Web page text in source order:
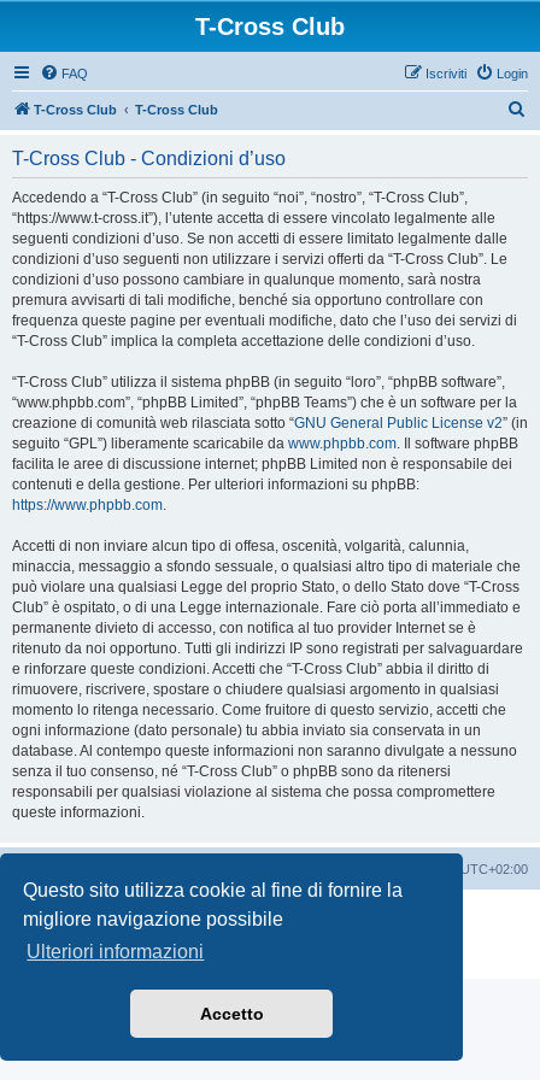
Questo sito utilizza cookie al fine di fornire la
migliore navigazione possibile
Ulteriori informazioni
Accetto
T-Cross Club
FAQ Login
Iscriviti
T-Cross Club T-Cross Club
T-Cross Club - Condizioni d’uso
Accedendo a “T-Cross Club” (in seguito “noi”, “nostro”, “T-Cross Club”,
“https://www.t-cross.it”), l’utente accetta di essere vincolato legalmente alle
seguenti condizioni d’uso. Se non accetti di essere limitato legalmente dalle
condizioni d’uso seguenti non utilizzare i servizi offerti da “T-Cross Club”. Le
condizioni d’uso possono cambiare in qualunque momento, sarà nostra
premura avvisarti di tali modifiche, benché sia opportuno controllare con
frequenza queste pagine per eventuali modifiche, dato che l’uso dei servizi di
“T-Cross Club” implica la completa accettazione delle condizioni d’uso.
“T-Cross Club” utilizza il sistema phpBB (in seguito “loro”, “phpBB software”,
“www.phpbb.com”, “phpBB Limited”, “phpBB Teams”) che è un software per la
creazione di comunità web rilasciata sotto “GNU General Public License v2” (in
seguito “GPL”) liberamente scaricabile da www.phpbb.com. Il software phpBB
facilita le aree di discussione internet; phpBB Limited non è responsabile dei
contenuti e della gestione. Per ulteriori informazioni su phpBB:
https://www.phpbb.com.
Accetti di non inviare alcun tipo di offesa, oscenità, volgarità, calunnia,
minaccia, messaggio a sfondo sessuale, o qualsiasi altro tipo di materiale che
può violare una qualsiasi Legge del proprio Stato, o dello Stato dove “T-Cross
Club” è ospitato, o di una Legge internazionale. Fare ciò porta all’immediato e
permanente divieto di accesso, con notifica al tuo provider Internet se è
ritenuto da noi opportuno. Tutti gli indirizzi IP sono registrati per salvaguardare
e rinforzare queste condizioni. Accetti che “T-Cross Club” abbia il diritto di
rimuovere, riscrivere, spostare o chiudere qualsiasi argomento in qualsiasi
momento lo ritenga necessario. Come fruitore di questo servizio, accetti che
ogni informazione (dato personale) tu abbia inviato sia conservata in un
database. Al contempo queste informazioni non saranno divulgate a nessuno
senza il tuo consenso, né “T-Cross Club” o phpBB sono da ritenersi
responsabili per qualsiasi violazione al sistema che possa compromettere
queste informazioni.
UTC+02:00
Creato da
® Forum Software © phpBB Limited
Traduzione Italiana